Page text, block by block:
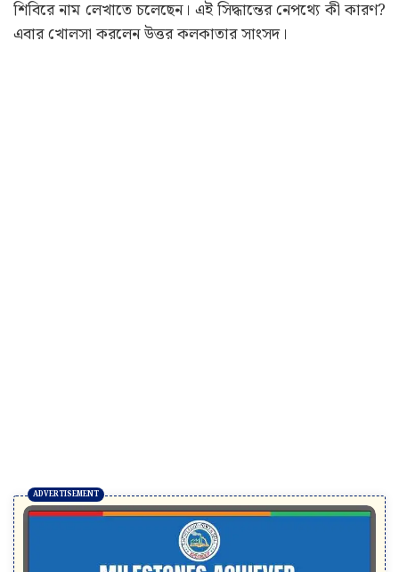
শিবিরে নাম লেখাতে চলেছেন। এই সিদ্ধান্তের নেপথ্যে কী কারণ?
এবার খোলসা করলেন উত্তর কলকাতার সাংসদ।